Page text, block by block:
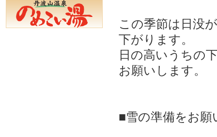
この季節は日没
下がります。
日の高いうちの
お願いします。
■雪の準備をお願